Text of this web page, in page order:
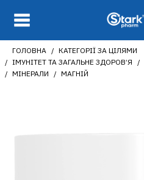
ГОЛОВНА
КАТЕГОРІЇ ЗА ЦІЛЯМИ
ІМУНІТЕТ ТА ЗАГАЛЬНЕ ЗДОРОВ’Я
МІНЕРАЛИ
МАГНІЙ